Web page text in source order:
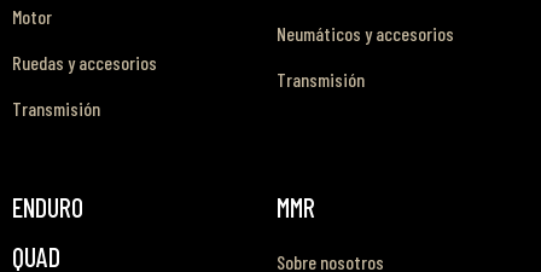
Motor
Ruedas y accesorios
Transmisión
Neumáticos y accesorios
Transmisión
ENDURO
QUAD
MMR
Sobre nosotros